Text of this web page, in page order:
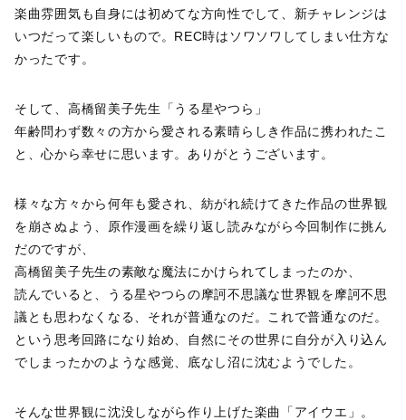
楽曲雰囲気も自身には初めてな方向性でして、新チャレンジは
いつだって楽しいもので。REC時はソワソワしてしまい仕方な
かったです。
そして、高橋留美子先生「うる星やつら」
年齢問わず数々の方から愛される素晴らしき作品に携われたこ
と、心から幸せに思います。ありがとうございます。
様々な方々から何年も愛され、紡がれ続けてきた作品の世界観
を崩さぬよう、原作漫画を繰り返し読みながら今回制作に挑ん
だのですが、
高橋留美子先生の素敵な魔法にかけられてしまったのか、
読んでいると、うる星やつらの摩訶不思議な世界観を摩訶不思
議とも思わなくなる、それが普通なのだ。これで普通なのだ。
という思考回路になり始め、自然にその世界に自分が入り込ん
でしまったかのような感覚、底なし沼に沈むようでした。
そんな世界観に沈没しながら作り上げた楽曲「アイウエ」。